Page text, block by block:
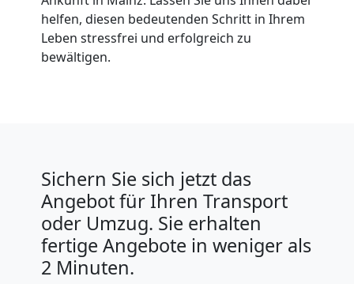
helfen, diesen bedeutenden Schritt in Ihrem
Leben stressfrei und erfolgreich zu
bewältigen.
Sichern Sie sich jetzt das
Angebot für Ihren Transport
oder Umzug. Sie erhalten
fertige Angebote in weniger als
2 Minuten.